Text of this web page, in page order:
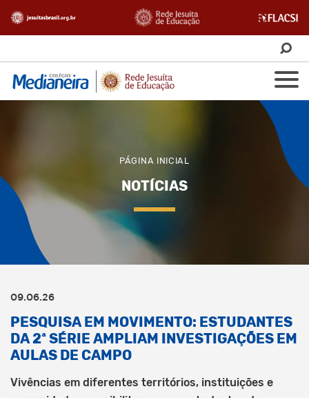
PÁGINA INICIAL
NOTÍCIAS
09.06.26
PESQUISA EM MOVIMENTO: ESTUDANTES
DA 2ª SÉRIE AMPLIAM INVESTIGAÇÕES EM
AULAS DE CAMPO
Vivências em diferentes territórios, instituições e